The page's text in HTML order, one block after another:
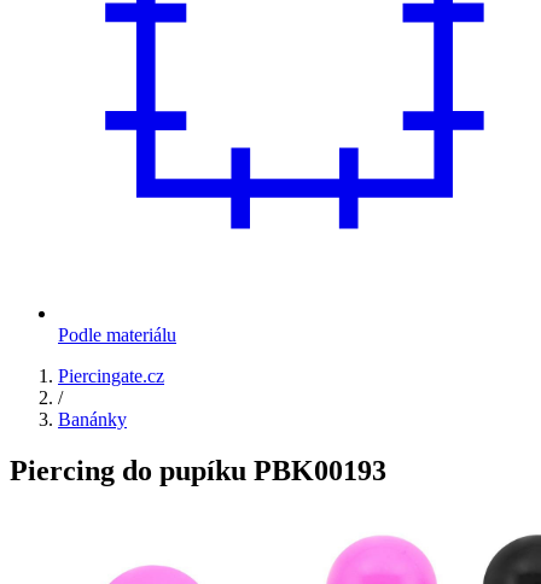
Podle materiálu
Piercingate.cz
/
Banánky
Piercing do pupíku PBK00193